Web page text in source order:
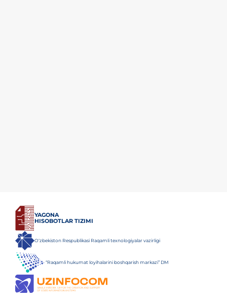
YAGONA
HISOBOTLAR TIZIMI
O‘zbekiston Respublikasi Raqamli texnologiyalar vazirligi
“Raqamli hukumat loyihalarini boshqarish markazi” DM